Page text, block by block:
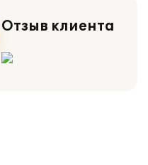
Отзыв клиента